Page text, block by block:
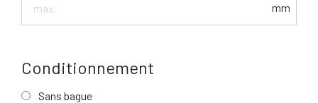
ext.
mm
Conditionnement
Sans bague